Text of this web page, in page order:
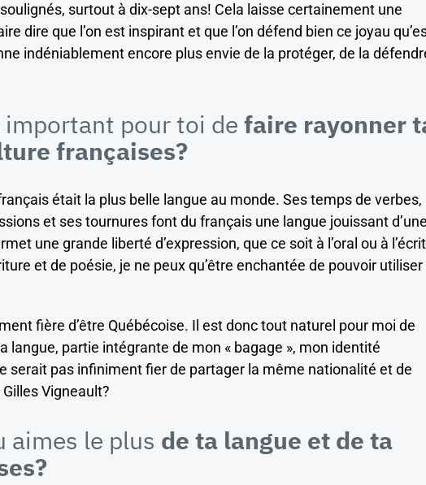
surtout à dix-sept ans! Cela laisse certainement une
dire que l’on est inspirant et que l’on défend bien ce joyau
indéniablement encore plus envie de la protéger, de la
pour toi de faire rayonner
françaises?
était la plus belle langue au monde. Ses temps de verbes,
et ses tournures font du français une langue jouissant
une grande liberté d’expression, que ce soit à l’oral ou à
et de poésie, je ne peux qu’être enchantée de pouvoir utiliser
fière d’être Québécoise. Il est donc tout naturel pour moi de
langue, partie intégrante de mon « bagage », mon identité
serait pas infiniment fier de partager la même nationalité et de
Vigneault?
aimes le plus de ta langue et de ta